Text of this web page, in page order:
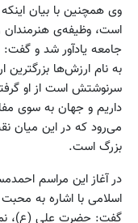
وی همچنین با بیان
است، وظیفه‌ی
جامعه یادآور شد و گفت:
به نام ارزش‌ها
سرنوشتش است از او
داریم و جهان به سوی
می‌رود که در این میان
بزرگ است.
در آغاز این مراسم
اسلامی با اشاره به
گفت: حضرت علی (ع)،